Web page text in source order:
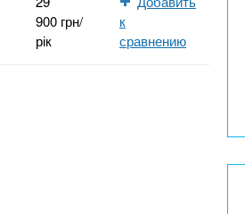
900 грн/
рік
к
сравнению